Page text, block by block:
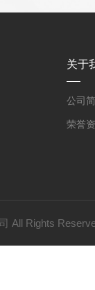
关于
公司
荣誉
All Rights